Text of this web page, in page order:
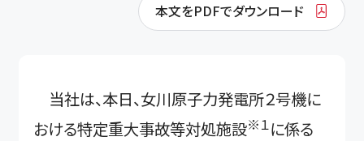
本文をPDFでダウンロード
当社は、本日、女川原子力発電所２号機に
おける特定重大事故等対処施設※１に係る